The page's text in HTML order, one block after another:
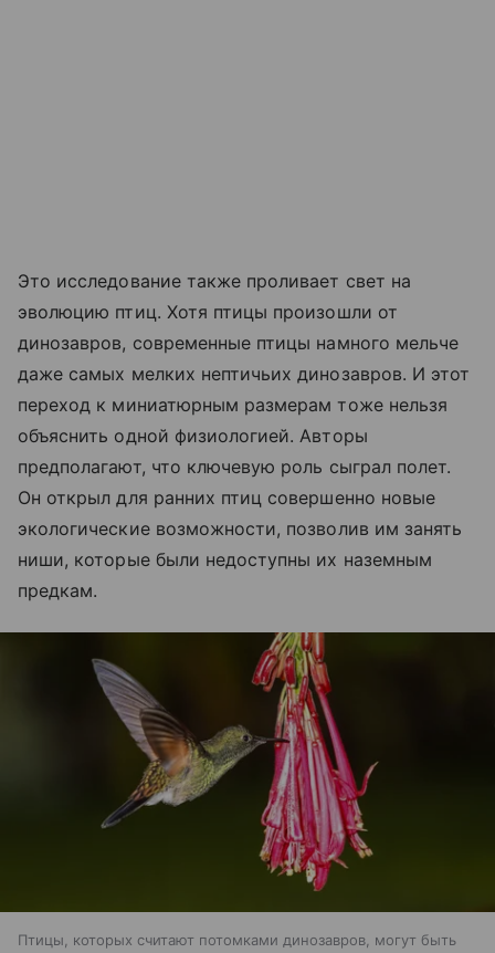
Это исследование также проливает свет на
эволюцию птиц. Хотя птицы произошли от
динозавров, современные птицы намного мельче
даже самых мелких нептичьих динозавров. И этот
переход к миниатюрным размерам тоже нельзя
объяснить одной физиологией. Авторы
предполагают, что ключевую роль сыграл полет.
Он открыл для ранних птиц совершенно новые
экологические возможности, позволив им занять
ниши, которые были недоступны их наземным
предкам.
Птицы, которых считают потомками динозавров, могут быть